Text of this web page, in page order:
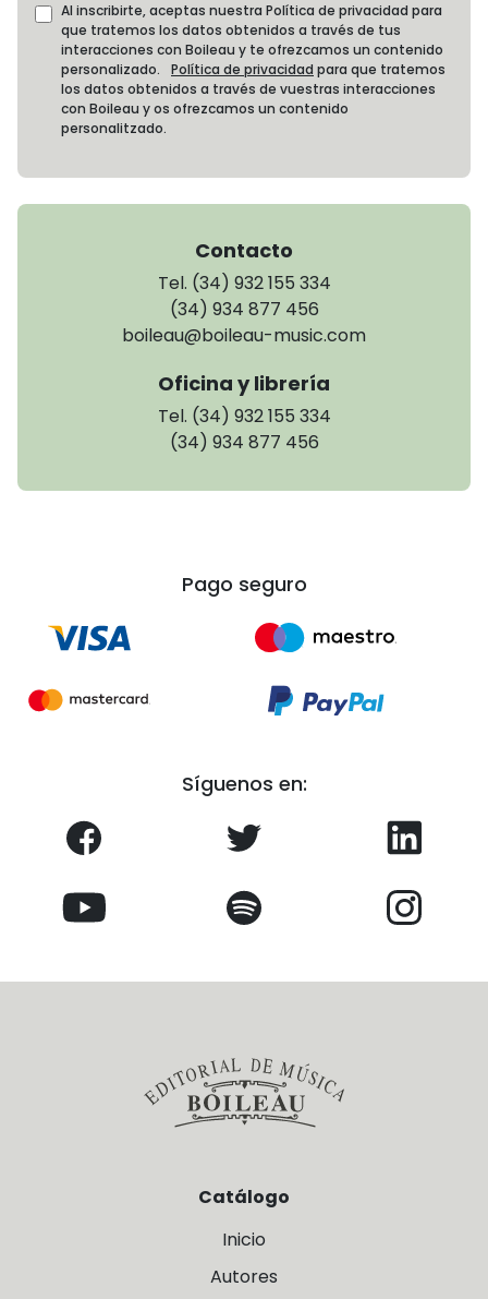
Al inscribirte, aceptas nuestra Política de privacidad para
que tratemos los datos obtenidos a través de tus
interacciones con Boileau y te ofrezcamos un contenido
personalizado. Política de privacidad para que tratemos
los datos obtenidos a través de vuestras interacciones
con Boileau y os ofrezcamos un contenido
personalitzado.
Contacto
Tel. (34) 932 155 334
(34) 934 877 456
boileau@boileau-music.com
Oficina y librería
Tel. (34) 932 155 334
(34) 934 877 456
Pago seguro
Síguenos en:
Catálogo
Inicio
Autores